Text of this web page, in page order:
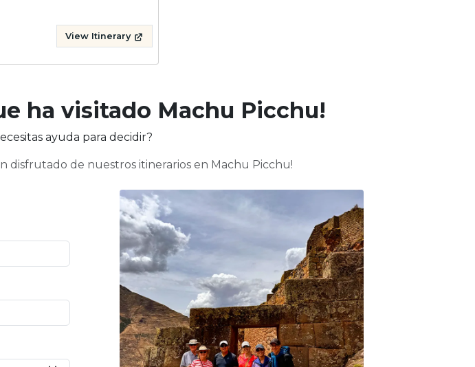
View Itinerary
ha visitado Machu Picchu!
ayuda para decidir?
disfrutado de nuestros itinerarios en Machu Picchu!